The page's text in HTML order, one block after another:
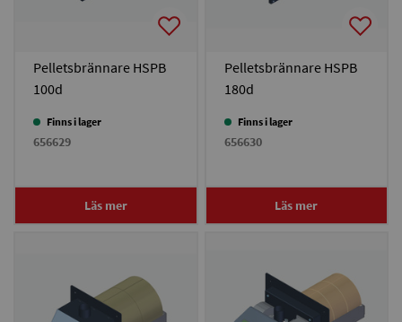
Pelletsbrännare HSPB
100d
Finns i lager
656629
Läs mer
Pelletsbrännare HSPB
180d
Finns i lager
656630
Läs mer